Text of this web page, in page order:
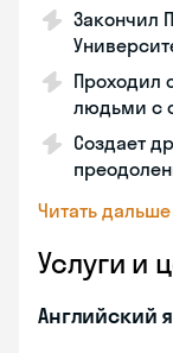
Закончил
Проходил
людьми с
Создает
Читать дальше
Услуги и
Английский